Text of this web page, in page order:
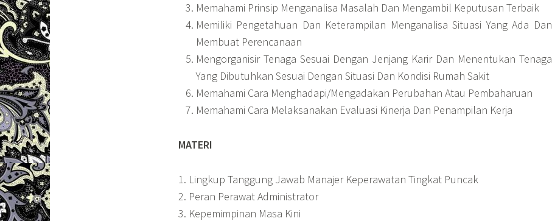
Memahami Prinsip Menganalisa Masalah Dan Mengambil Keputusan Terbaik
Memiliki Pengetahuan Dan Keterampilan Menganalisa Situasi Yang Ada Dan
Membuat Perencanaan
Mengorganisir Tenaga Sesuai Dengan Jenjang Karir Dan Menentukan Tenaga
Yang Dibutuhkan Sesuai Dengan Situasi Dan Kondisi Rumah Sakit
Memahami Cara Menghadapi/Mengadakan Perubahan Atau Pembaharuan
Memahami Cara Melaksanakan Evaluasi Kinerja Dan Penampilan Kerja
MATERI
1. Lingkup Tanggung Jawab Manajer Keperawatan Tingkat Puncak
2. Peran Perawat Administrator
3. Kepemimpinan Masa Kini